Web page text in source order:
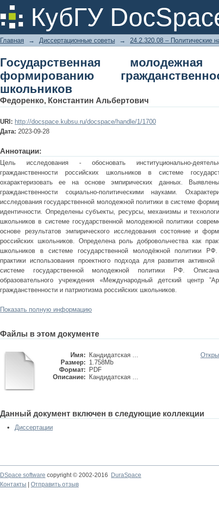
КубГУ
Государственная
гражданственности российских
Главная → Диссертационные советы → 24.2.320.08 – Политические
Государственная
формированию
школьников
Федоренко, Константин Альбертович
URI: http://docspace.kubsu.ru/docspace/handle/1/1700
Дата: 2023-09-28
Аннотации:
Цель исследования - обосновать институционально-
гражданственности российских школьников в системе
охарактеризовать ее на основе эмпирических данных.
гражданственности социально-политическими науками.
исследования государственной молодежной политики в системе
идентичности. Определены субъекты, ресурсы, механизмы и
школьников в системе государственной молодежной политики
основе результатов эмпирического исследования состояние и
российских школьников. Определена роль добровольчества как
школьников в системе государственной молодёжной политики
практики использования проектного подхода для развития
системе государственной молодежной политики РФ. Описана
образовательного учреждения «Международный детский центр
гражданственности и патриотизма российских школьников.
Показать полную информацию
Файлы в этом документе
Имя:
Кандидатская ...
Размер: 1.758Mb
Формат:
PDF
Описание:
Кандидатская ...
Данный документ включен в следующие коллекции
Диссертации
DSpace software copyright © 2002-2016
DuraSpace
Контакты
Отправить отзыв